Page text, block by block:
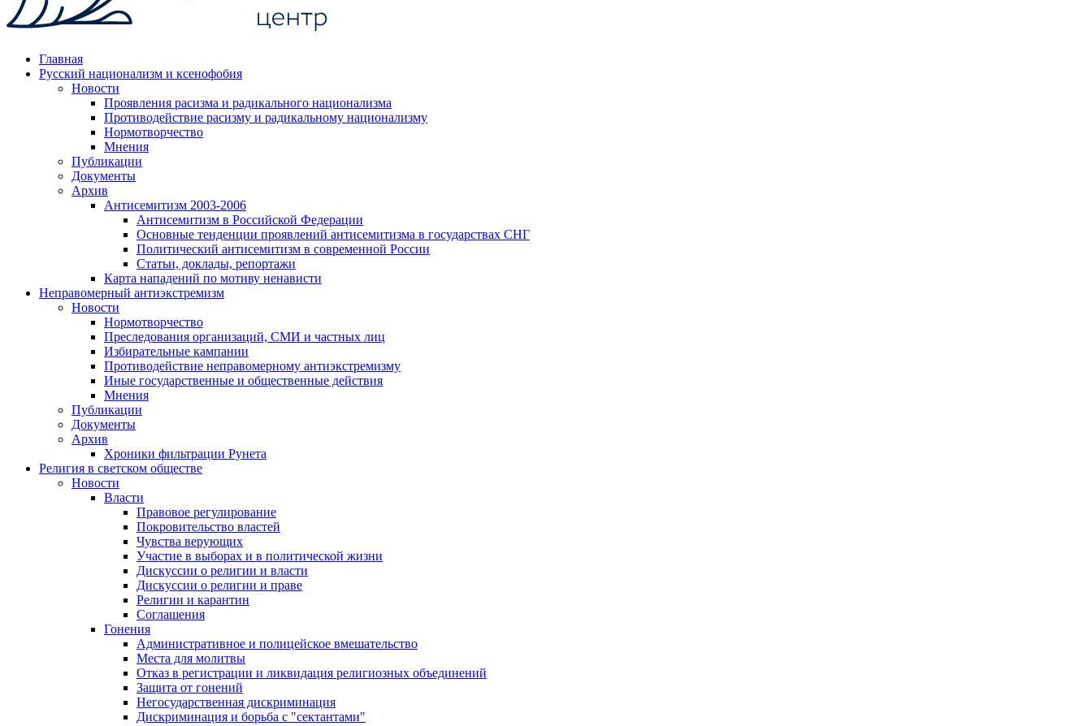
Главная
Русский национализм и ксенофобия
Новости
Проявления расизма и радикального национализма
Противодействие расизму и радикальному национализму
Нормотворчество
Мнения
Публикации
Документы
Архив
Антисемитизм 2003-2006
Антисемитизм в Российской Федерации
Основные тенденции проявлений антисемитизма в государствах СНГ
Политический антисемитизм в современной России
Статьи, доклады, репортажи
Карта нападений по мотиву ненависти
Неправомерный антиэкстремизм
Новости
Нормотворчество
Преследования организаций, СМИ и частных лиц
Избирательные кампании
Противодействие неправомерному антиэкстремизму
Иные государственные и общественные действия
Мнения
Публикации
Документы
Архив
Хроники фильтрации Рунета
Религия в светском обществе
Новости
Власти
Правовое регулирование
Покровительство властей
Чувства верующих
Участие в выборах и в политической жизни
Дискуссии о религии и власти
Дискуссии о религии и праве
Религии и карантин
Соглашения
Гонения
Административное и полицейское вмешательство
Места для молитвы
Отказ в регистрации и ликвидация религиозных объединений
Защита от гонений
Негосударственная дискриминация
Дискриминация и борьба с "сектантами"